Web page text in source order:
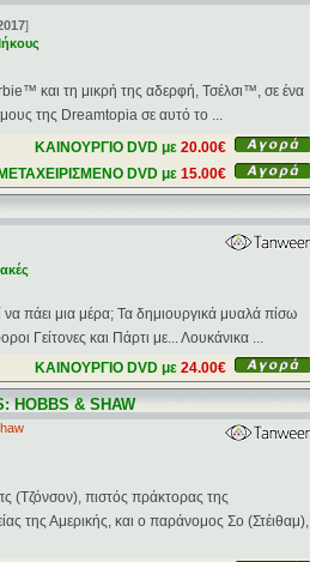
]
και τη μικρή της αδερφή, Τσέλσι™, σε ένα
της Dreamtopia σε αυτό το ...
ΚΑΙΝΟΥΡΓΙΟ DVD με 20.00€
ΜΕΤΑΧΕΙΡΙΣΜΕΝΟ DVD με 15.00€
πάει μια μέρα; Τα δημιουργικά μυαλά πίσω
Γείτονες και Πάρτι με... Λουκάνικα ...
ΚΑΙΝΟΥΡΓΙΟ DVD με 24.00€
HOBBS & SHAW
(Τζόνσον), πιστός πράκτορας της
της Αμερικής, και ο παράνομος Σο (Στέιθαμ),